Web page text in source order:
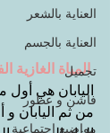
العناية بالشعر
العناية بالجسم
تجميل
فاشن و عطور
مواضيع اجتماعية
المياة الغازية
اليابان هي أول
من ثم اليابان و